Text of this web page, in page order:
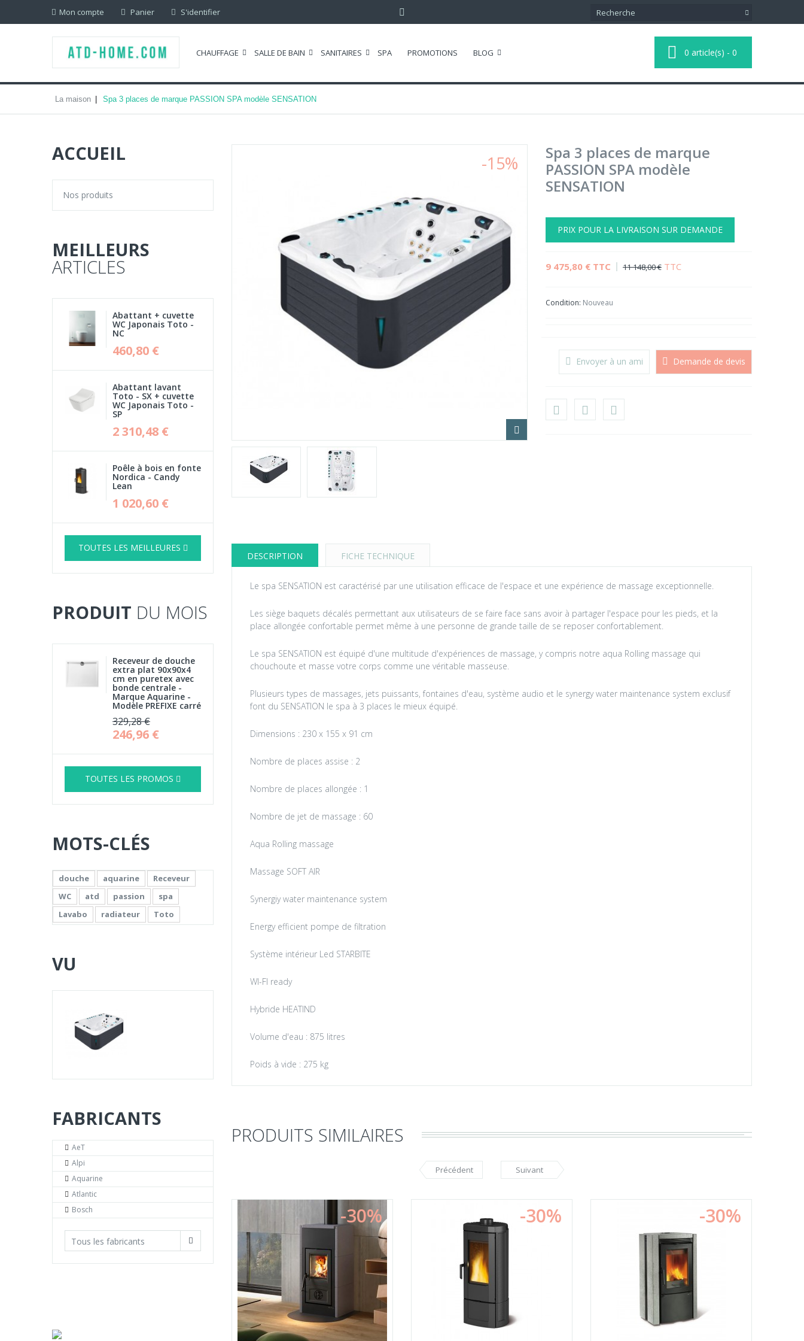
Mon compte Panier S'identifier
0 article(s) - 0
CHAUFFAGE SALLE DE BAIN SANITAIRES SPA PROMOTIONS BLOG
La maison Spa 3 places de marque PASSION SPA modèle SENSATION
ACCUEIL
Nos produits
MEILLEURS
ARTICLES
Abattant + cuvette
WC Japonais Toto -
NC
460,80 €
Abattant lavant
Toto - SX + cuvette
WC Japonais Toto -
SP
2 310,48 €
Poêle à bois en fonte
Nordica - Candy
Lean
1 020,60 €
TOUTES LES MEILLEURES
PRODUIT DU MOIS
Receveur de douche
extra plat 90x90x4
cm en puretex avec
bonde centrale -
Marque Aquarine -
Modèle PREFIXE carré
329,28 €
246,96 €
TOUTES LES PROMOS
MOTS-CLÉS
douche aquarine
Receveur
WC
atd passion
spa
Lavabo
radiateur Toto
VU
FABRICANTS
AeT
Alpi
Aquarine
Atlantic
Bosch
Tous les fabricants
-15%
Spa 3 places de marque
PASSION SPA modèle
SENSATION
PRIX POUR LA LIVRAISON SUR DEMANDE
9 475,80 € TTC 11 148,00 € TTC
Condition: Nouveau
Demande de devis
Envoyer à un ami
DESCRIPTION FICHE TECHNIQUE
Le spa SENSATION est caractérisé par une utilisation efficace de l'espace et une expérience de massage exceptionnelle.
Les siège baquets décalés permettant aux utilisateurs de se faire face sans avoir à partager l'espace pour les pieds, et la
place allongée confortable permet même à une personne de grande taille de se reposer confortablement.
Le spa SENSATION est équipé d'une multitude d'expériences de massage, y compris notre aqua Rolling massage qui
chouchoute et masse votre corps comme une véritable masseuse.
Plusieurs types de massages, jets puissants, fontaines d'eau, système audio et le synergy water maintenance system exclusif
font du SENSATION le spa à 3 places le mieux équipé.
Dimensions : 230 x 155 x 91 cm
Nombre de places assise : 2
Nombre de places allongée : 1
Nombre de jet de massage : 60
Aqua Rolling massage
Massage SOFT AIR
Synergiy water maintenance system
Energy efficient pompe de filtration
Système intérieur Led STARBITE
WI-FI ready
Hybride HEATIND
Volume d'eau : 875 litres
Poids à vide : 275 kg
PRODUITS SIMILAIRES
-15% -30% -30% -30%
Précédent Suivant